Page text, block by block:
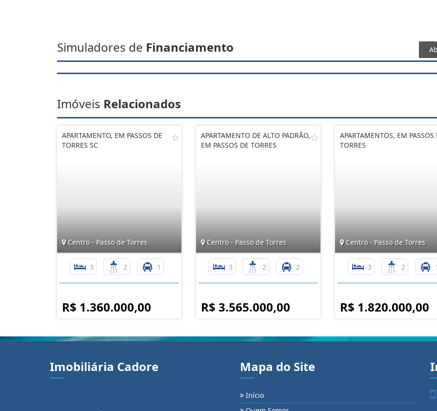
Simuladores de Financiamento
Imóveis Relacionados
APARTAMENTO, EM PASSOS DE
TORRES SC
Centro - Passo de Torres
3 2 1
R$ 1.360.000,00
APARTAMENTO DE ALTO PADRÃO,
EM PASSOS DE TORRES
Centro - Passo de Torres
3 2 2
R$ 3.565.000,00
APARTAMENTOS, EM PASSOS
TORRES
Centro - Passo de Torres
3 2 1
R$ 1.820.000,00
Imobiliária Cadore Mapa do Site
Início